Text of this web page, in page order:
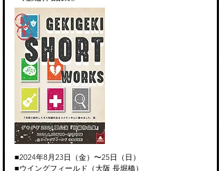
■2024年8月23日（金）〜25日（日）
■ウイングフィールド（大阪 長堀橋）